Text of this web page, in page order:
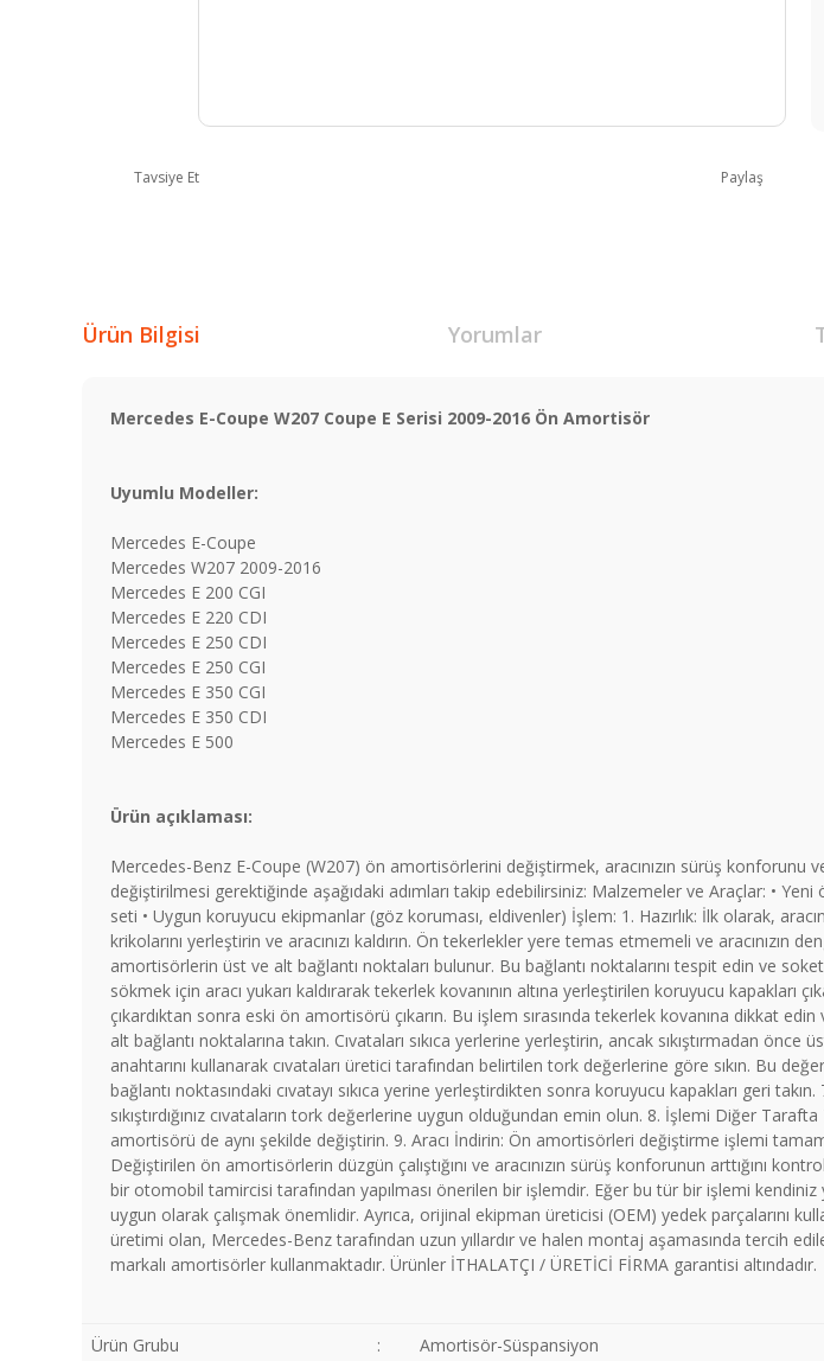
Tavsiye Et Paylaş
Ürün Bilgisi Yorumlar
Mercedes E-Coupe W207 Coupe E Serisi 2009-2016 Ön Amortisör
Uyumlu Modeller:
Mercedes E-Coupe
Mercedes W207 2009-2016
Mercedes E 200 CGI
Mercedes E 220 CDI
Mercedes E 250 CDI
Mercedes E 250 CGI
Mercedes E 350 CGI
Mercedes E 350 CDI
Mercedes E 500
Ürün açıklaması:
Mercedes-Benz E-Coupe (W207) ön amortisörlerini değiştirmek, aracınızın sürüş
değiştirilmesi gerektiğinde aşağıdaki adımları takip edebilirsiniz: Malzemeler ve Araçlar: •
seti • Uygun koruyucu ekipmanlar (göz koruması, eldivenler) İşlem: 1. Hazırlık: İlk olarak,
krikolarını yerleştirin ve aracınızı kaldırın. Ön tekerlekler yere temas etmemeli ve
amortisörlerin üst ve alt bağlantı noktaları bulunur. Bu bağlantı noktalarını tespit edin ve
sökmek için aracı yukarı kaldırarak tekerlek kovanının altına yerleştirilen koruyucu kapakları
çıkardıktan sonra eski ön amortisörü çıkarın. Bu işlem sırasında tekerlek kovanına dikkat
alt bağlantı noktalarına takın. Cıvataları sıkıca yerlerine yerleştirin, ancak sıkıştırmadan
anahtarını kullanarak cıvataları üretici tarafından belirtilen tork değerlerine göre sıkın. Bu
bağlantı noktasındaki cıvatayı sıkıca yerine yerleştirdikten sonra koruyucu kapakları geri
sıkıştırdığınız cıvataların tork değerlerine uygun olduğundan emin olun. 8. İşlemi Diğer
amortisörü de aynı şekilde değiştirin. 9. Aracı İndirin: Ön amortisörleri değiştirme işlemi
Değiştirilen ön amortisörlerin düzgün çalıştığını ve aracınızın sürüş konforunun arttığını
bir otomobil tamircisi tarafından yapılması önerilen bir işlemdir. Eğer bu tür bir işlemi
uygun olarak çalışmak önemlidir. Ayrıca, orijinal ekipman üreticisi (OEM) yedek parçalarını
üretimi olan, Mercedes-Benz tarafından uzun yıllardır ve halen montaj aşamasında tercih
markalı amortisörler kullanmaktadır. Ürünler İTHALATÇI / ÜRETİCİ FİRMA garantisi altındadır.
Ürün Grubu : Amortisör-Süspansiyon